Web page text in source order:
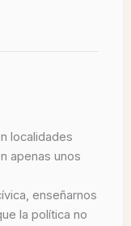
localidades
apenas unos
enseñarnos
la política no